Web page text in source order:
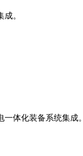
。
体化装备系统集成。